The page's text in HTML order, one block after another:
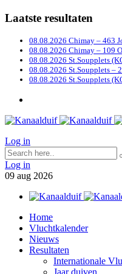
Laatste resultaten
08.08.2026 Chimay – 463
08.08.2026 Chimay – 109
08.08.2026 St.Soupplets
08.08.2026 St.Soupplets –
08.08.2026 St.Soupplets
Log in
Log in
09 aug 2026
Home
Vluchtkalender
Nieuws
Resultaten
Internationale